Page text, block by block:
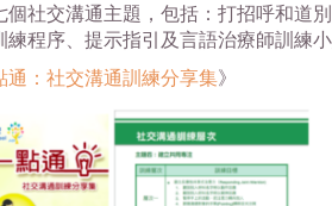
個社交溝通主題，包括：打招呼和道
練程序、提示指引及言語治療師訓練小
通：社交溝通訓練分享集》